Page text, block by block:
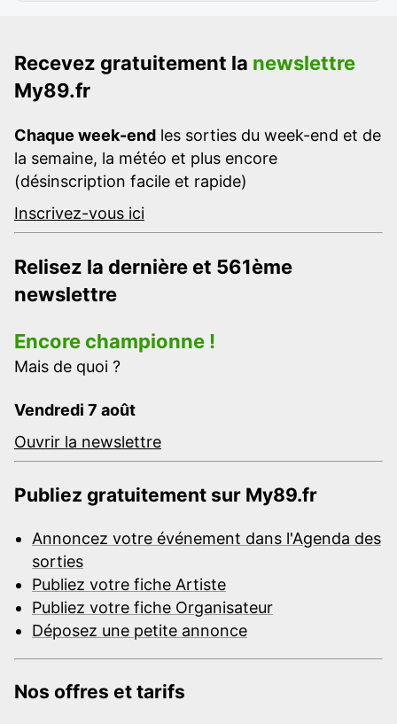
Recevez gratuitement la newslettre
My89.fr
Chaque week-end les sorties du week-end et de
la semaine, la météo et plus encore
(désinscription facile et rapide)
Inscrivez-vous ici
Relisez la dernière et 561ème
newslettre
Encore championne !
Mais de quoi ?
Vendredi 7 août
Ouvrir la newslettre
Publiez gratuitement sur My89.fr
Annoncez votre événement dans l'Agenda des
sorties
Publiez votre fiche Artiste
Publiez votre fiche Organisateur
Déposez une petite annonce
Nos offres et tarifs